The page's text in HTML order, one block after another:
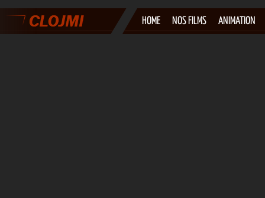
HOME NOS FILMS ANIMATION